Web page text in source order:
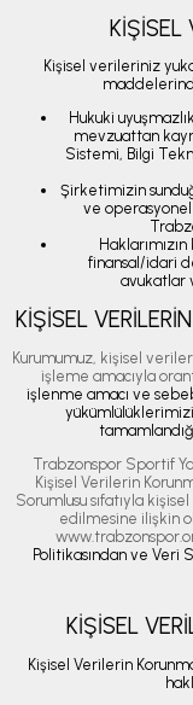
KİŞİSEL
Kişisel verileriniz
Hukuki
mevzuattan
Sistemi, Bilgi
Şirketimizin
ve operasyonel
finansal/idari
avukatlar
KİŞİSEL
Kurumumuz, kişisel
işleme amacıyla
işlenme amacı ve
Trabzonspor Sportif
Kişisel Verilerin
Sorumlusu sıfatıyla
edilmesine ilişkin
Politikasından ve Veri
KİŞİSEL
Kişisel Verilerin